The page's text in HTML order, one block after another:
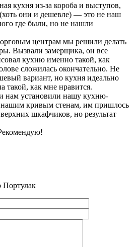
кухня из-за короба и выступов,
они и дешевле) — это не наш
где были, но не нашли
центрам мы решили делать
Вызвали замерщика, он все
кухню именно такой, как
сложилась окончательно. Не
вариант, но кухня идеально
такой, как мне нравится.
нам установили нашу кухню-
нашим кривым стенам, им пришлось
шкафчиков, но результат
Портулак